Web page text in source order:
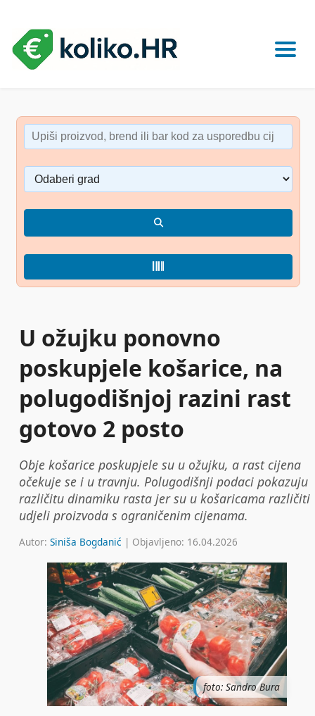
U ožujku ponovno
poskupjele košarice, na
polugodišnjoj razini rast
gotovo 2 posto
Obje košarice poskupjele su u ožujku, a rast cijena
očekuje se i u travnju. Polugodišnji podaci pokazuju
različitu dinamiku rasta jer su u košaricama različiti
udjeli proizvoda s ograničenim cijenama.
Autor:Siniša Bogdanić | Objavljeno: 16.04.2026
foto: Sandro Bura